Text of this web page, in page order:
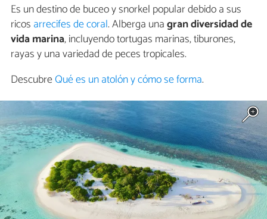
Es un destino de buceo y snorkel popular debido a sus
ricos arrecifes de coral. Alberga unagran diversidad de
vida marina, incluyendo tortugas marinas, tiburones,
rayas y una variedad de peces tropicales.
DescubreQué es un atolón y cómo se forma.